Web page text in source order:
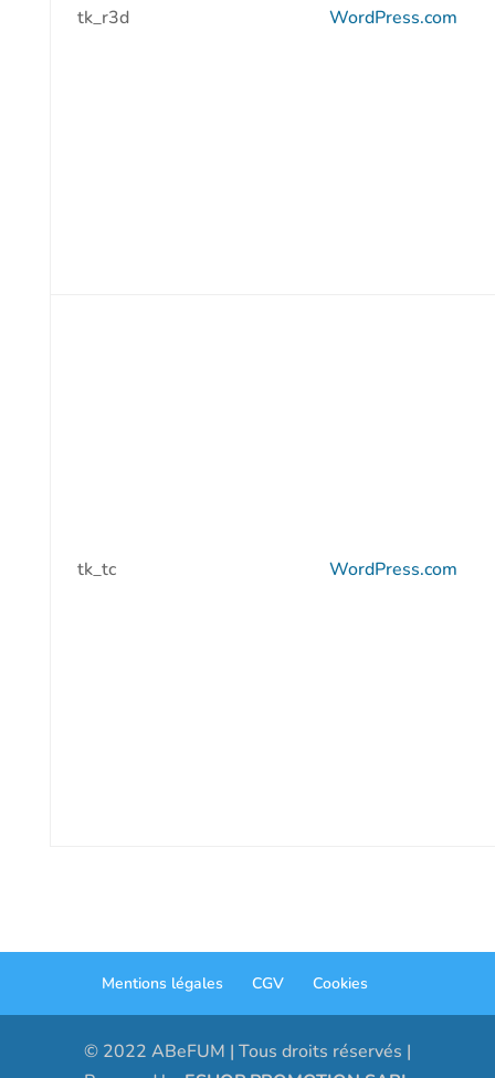
tk_r3d WordPress.com
tk_tc WordPress.com
Mentions légales CGV Cookies
© 2022 ABeFUM | Tous droits réservés |